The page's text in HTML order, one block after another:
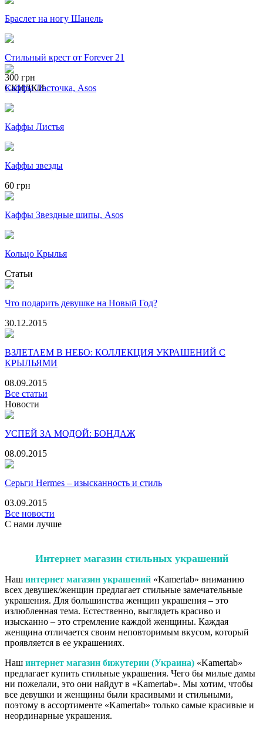
Браслет на ногу Шанель
Стильный крест от Forever 21
300 грн
СКИДКИ
Каффы Ласточка, Asos
Каффы Листья
Каффы звезды
60 грн
Каффы Звездные шипы, Asos
Кольцо Крылья
Статьи
Что подарить девушке на Новый Год?
30.12.2015
ВЗЛЕТАЕМ В НЕБО: КОЛЛЕКЦИЯ УКРАШЕНИЙ С
КРЫЛЬЯМИ
08.09.2015
Все статьи
Новости
УСПЕЙ ЗА МОДОЙ: БОНДАЖ
08.09.2015
Серьги Hermes – изысканность и стиль
03.09.2015
Все новости
С нами лучше
Интернет магазин стильных украшений
Наш интернет магазин украшений «Kamertab» вниманию
всех девушек/женщин предлагает стильные замечательные
украшения. Для большинства женщин украшения – это
излюбленная тема. Естественно, выглядеть красиво и
изысканно – это стремление каждой женщины. Каждая
женщина отличается своим неповторимым вкусом, который
проявляется в ее украшениях.
Наш интернет магазин бижутерии (Украина) «Kamertab»
предлагает купить стильные украшения. Чего бы милые дамы
ни пожелали, это они найдут в «Kamertab». Мы хотим, чтобы
все девушки и женщины были красивыми и стильными,
поэтому в ассортименте «Kamertab» только самые красивые и
неординарные украшения.